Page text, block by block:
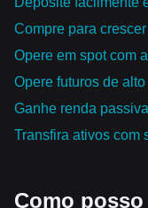
Compre para
Opere em spot com
Opere futuros de
Ganhe renda
Transfira ativos com
Como